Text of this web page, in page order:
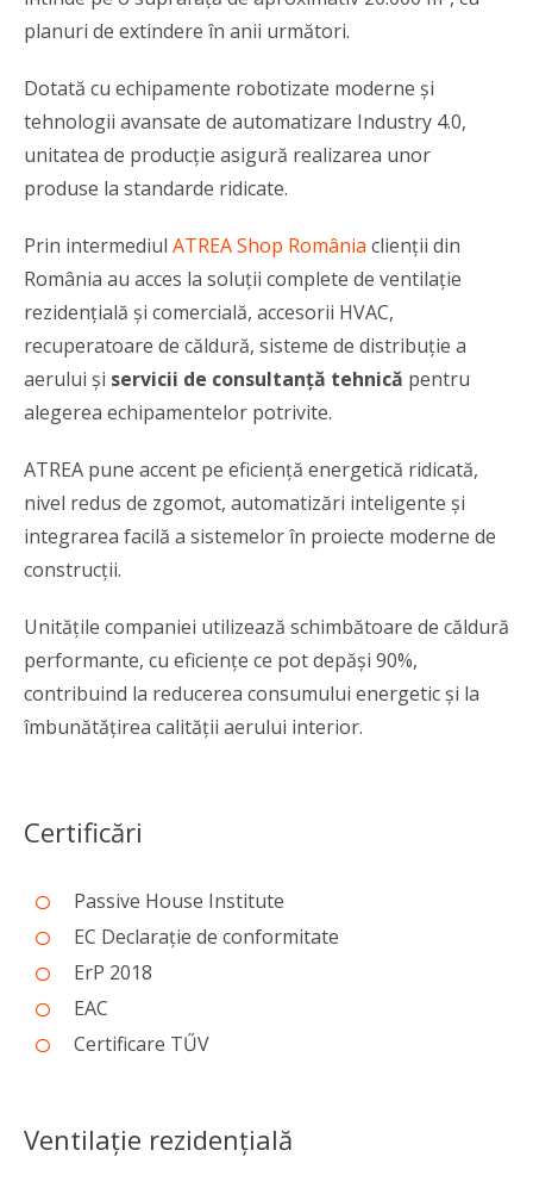
planuri de extindere în anii următori.
Dotată cu echipamente robotizate moderne și
tehnologii avansate de automatizare Industry 4.0,
unitatea de producție asigură realizarea unor
produse la standarde ridicate.
Prin intermediul ATREA Shop România clienții din
România au acces la soluții complete de ventilație
rezidențială și comercială, accesorii HVAC,
recuperatoare de căldură, sisteme de distribuție a
aerului și servicii de consultanță tehnică pentru
alegerea echipamentelor potrivite.
ATREA pune accent pe eficiență energetică ridicată,
nivel redus de zgomot, automatizări inteligente și
integrarea facilă a sistemelor în proiecte moderne de
construcții.
Unitățile companiei utilizează schimbătoare de căldură
performante, cu eficiențe ce pot depăși 90%,
contribuind la reducerea consumului energetic și la
îmbunătățirea calității aerului interior.
Certificări
Passive House Institute
EC Declarație de conformitate
ErP 2018
EAC
Certificare TŰV
Ventilație rezidențială